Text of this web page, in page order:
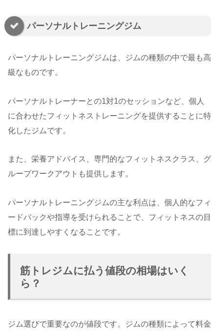
パーソナルトレーニングジム
パーソナルトレーニングジムは、ジムの種類の中で最も高
級なものです。
パーソナルトレーナーとの1対1のセッションなど、個人
に合わせたフィットネストレーニングを提供することに特
化したジムです。
また、栄養アドバイス、専門的なフィットネスクラス、グ
ループワークアウトも提供します。
パーソナルトレーニングジムの主な利点は、個人的なフィ
ードバックや指導を受けられることで、フィットネスの目
標に到達しやすくなることです。
筋トレジムに払う値段の相場はいく
ら？
ジム選びで重要なのが値段です。ジムの種類によって料金